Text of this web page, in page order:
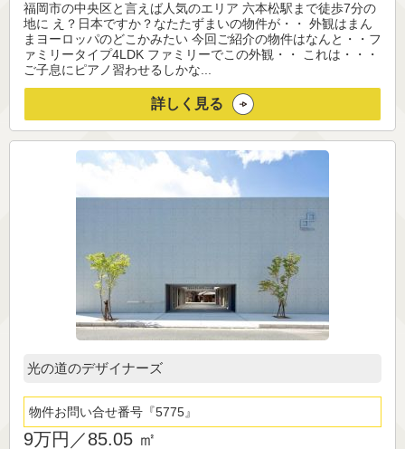
福岡市の中央区と言えば人気のエリア 六本松駅まで徒歩7分の
地に え？日本ですか？なたたずまいの物件が・・ 外観はまん
まヨーロッパのどこかみたい 今回ご紹介の物件はなんと・・フ
ァミリータイプ4LDK ファミリーでこの外観・・ これは・・・
ご子息にピアノ習わせるしかな...
詳しく見る
光の道のデザイナーズ
物件お問い合せ番号 5775
9万円／85.05 ㎡